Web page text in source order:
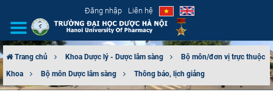
Đăng nhập Liên hệ
GIỚI THIỆU
Trang chủ Khoa Dược lý - Dược lâm sàng
Bộ môn/đơn vị trực thuộc
Khoa
Bộ môn Dược lâm sàng Thông báo, lịch giảng